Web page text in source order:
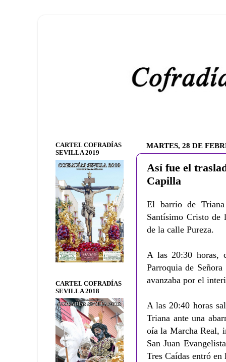
MARTES, 28 DE
Así fue el
Capilla
El barrio de
Santísimo Cristo de
de la calle Pureza.
A las 20:30 horas,
Parroquia de
avanzaba por el
A las 20:40 horas
Triana ante una
oía la Marcha Real,
San Juan
Tres Caídas entró
CARTEL COFRADÍAS
SEVILLA 2019
CARTEL COFRADÍAS
SEVILLA 2018